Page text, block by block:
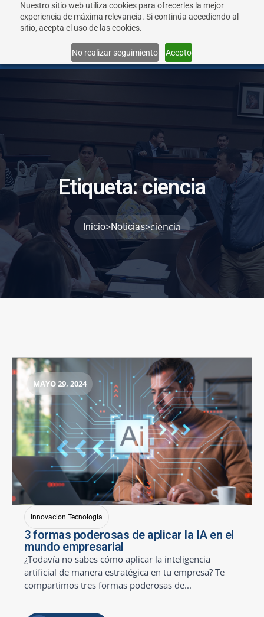
Nuestro sitio web utiliza cookies para ofrecerles la mejor
experiencia de máxima relevancia. Si continúa accediendo al
sitio, acepta el uso de las cookies.
No realizar seguimiento Acepto
Etiqueta: ciencia
Inicio>Noticias>ciencia
MAYO 29, 2024
Innovacion Tecnologia
3 formas poderosas de aplicar la IA en el
mundo empresarial
¿Todavía no sabes cómo aplicar la inteligencia
artificial de manera estratégica en tu empresa? Te
compartimos tres formas poderosas de...